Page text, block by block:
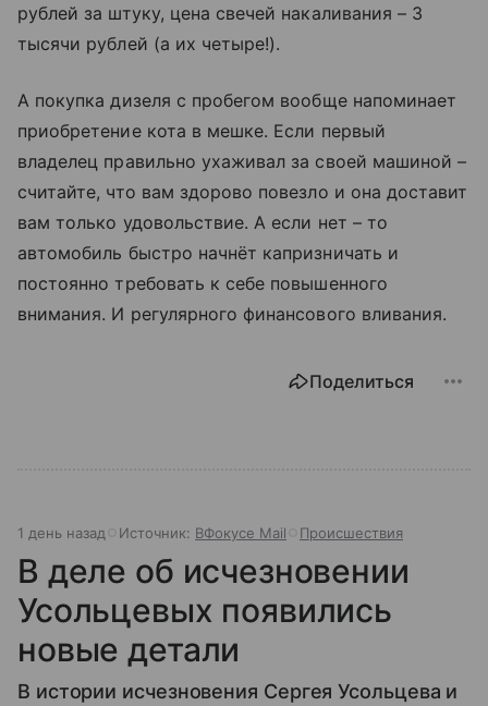
рублей за штуку, цена свечей накаливания – 3
тысячи рублей (а их четыре!).
А покупка дизеля с пробегом вообще напоминает
приобретение кота в мешке. Если первый
владелец правильно ухаживал за своей машиной –
считайте, что вам здорово повезло и она доставит
вам только удовольствие. А если нет – то
автомобиль быстро начнёт капризничать и
постоянно требовать к себе повышенного
внимания. И регулярного финансового вливания.
Поделиться
1 день назад Источник: ВФокусе Mail Происшествия
В деле об исчезновении
Усольцевых появились
новые детали
В истории исчезновения Сергея Усольцева и